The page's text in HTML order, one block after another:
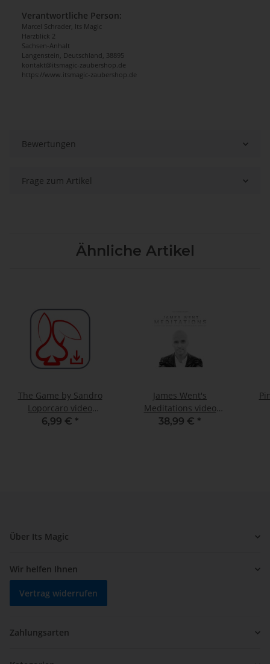
Verantwortliche Person:
Marcel Schrader, Its Magic
Harzblick 2
Sachsen-Anhalt
Langenstein, Deutschland, 38895
kontakt@itsmagic-zaubershop.de
https://www.itsmagic-zaubershop.de
Bewertungen
Frage zum Artikel
Ähnliche Artikel
The Game by Sandro
Loporcaro video
DOWNLOAD
6,99 € *
James Went's
Meditations video
DOWNLOAD
38,99 € *
Über Its Magic
Wir helfen Ihnen
Vertrag widerrufen
Zahlungsarten